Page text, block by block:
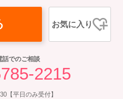
お気に入り
話でのご相談
2215
【平日のみ受付】